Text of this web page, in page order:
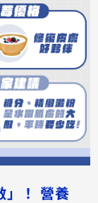
」！ 營養